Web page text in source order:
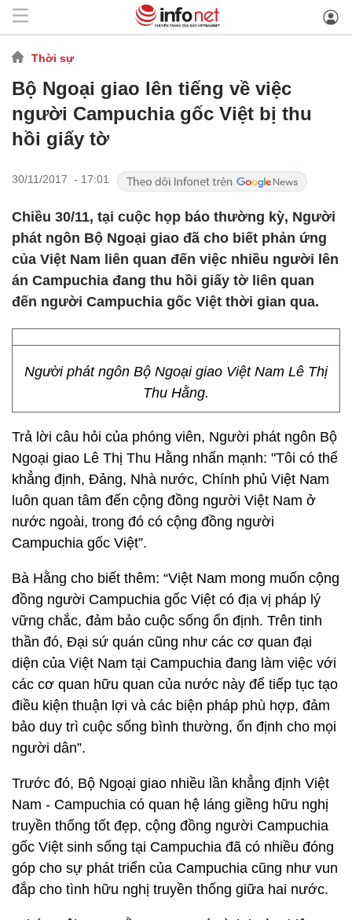
Thời sự
Bộ Ngoại giao lên tiếng về việc
người Campuchia gốc Việt bị thu
hồi giấy tờ
30/11/2017 - 17:01
Chiều 30/11, tại cuộc họp báo thường kỳ, Người
phát ngôn Bộ Ngoại giao đã cho biết phản ứng
của Việt Nam liên quan đến việc nhiều người lên
án Campuchia đang thu hồi giấy tờ liên quan
đến người Campuchia gốc Việt thời gian qua.
Người phát ngôn Bộ Ngoại giao Việt Nam Lê Thị
Thu Hằng.
Trả lời câu hỏi của phóng viên, Người phát ngôn Bộ
Ngoại giao Lê Thị Thu Hằng nhấn mạnh: "Tôi có thể
khẳng định, Đảng, Nhà nước, Chính phủ Việt Nam
luôn quan tâm đến cộng đồng người Việt Nam ở
nước ngoài, trong đó có cộng đồng người
Campuchia gốc Việt”.
Bà Hằng cho biết thêm: “Việt Nam mong muốn cộng
đồng người Campuchia gốc Việt có địa vị pháp lý
vững chắc, đảm bảo cuộc sống ổn định. Trên tinh
thần đó, Đại sứ quán cũng như các cơ quan đại
diện của Việt Nam tại Campuchia đang làm việc với
các cơ quan hữu quan của nước này để tiếp tục tạo
điều kiện thuận lợi và các biện pháp phù hợp, đảm
bảo duy trì cuộc sống bình thường, ổn định cho mọi
người dân”.
Trước đó, Bộ Ngoại giao nhiều lần khẳng định Việt
Nam - Campuchia có quan hệ láng giềng hữu nghị
truyền thống tốt đẹp, cộng đồng người Campuchia
gốc Việt sinh sống tại Campuchia đã có nhiều đóng
góp cho sự phát triển của Campuchia cũng như vun
đắp cho tình hữu nghị truyền thống giữa hai nước.